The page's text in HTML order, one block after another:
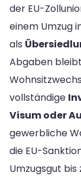
der EU-
einem Umzug
als
Abgaben
vollständige
Visum oder
gewerbliche
die EU-
Umzugsgut bis